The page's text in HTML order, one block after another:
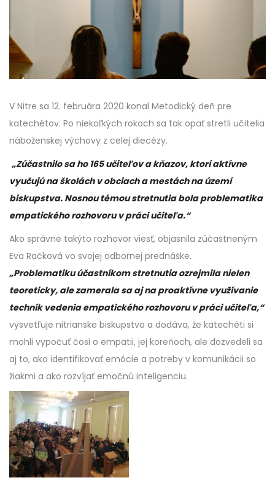
V Nitre sa 12. februára 2020 konal Metodický deň pre
katechétov. Po niekoľkých rokoch sa tak opäť stretli učitelia
náboženskej výchovy z celej diecézy.
„Zúčastnilo sa ho 165 učiteľov a kňazov, ktorí aktívne
vyučujú na školách v obciach a mestách na území
biskupstva. Nosnou témou stretnutia bola problematika
empatického rozhovoru v práci učiteľa.“
Ako správne takýto rozhovor viesť, objasnila zúčastneným
Eva Račková vo svojej odbornej prednáške.
„Problematiku účastníkom stretnutia ozrejmila nielen
teoreticky, ale zamerala sa aj na proaktívne využívanie
techník vedenia empatického rozhovoru v práci učiteľa,“
vysvetľuje nitrianske biskupstvo a dodáva, že katechéti si
mohli vypočuť čosi o empatii, jej koreňoch, ale dozvedeli sa
aj to, ako identifikovať emócie a potreby v komunikácii so
žiakmi a ako rozvíjať emočnú inteligenciu.